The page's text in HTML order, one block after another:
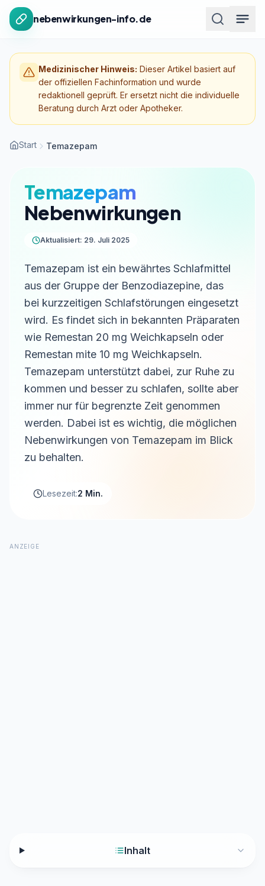
Zum Inhalt springen
nebenwirkungen-info.de
Medizinischer Hinweis: Dieser Artikel basiert auf
der offiziellen Fachinformation und wurde
redaktionell geprüft. Er ersetzt nicht die individuelle
Beratung durch Arzt oder Apotheker.
Start Temazepam
Temazepam
Nebenwirkungen
Aktualisiert: 29. Juli 2025
Temazepam ist ein bewährtes Schlafmittel
aus der Gruppe der Benzodiazepine, das
bei kurzzeitigen Schlafstörungen eingesetzt
wird. Es findet sich in bekannten Präparaten
wie Remestan 20 mg Weichkapseln oder
Remestan mite 10 mg Weichkapseln.
Temazepam unterstützt dabei, zur Ruhe zu
kommen und besser zu schlafen, sollte aber
immer nur für begrenzte Zeit genommen
werden. Dabei ist es wichtig, die möglichen
Nebenwirkungen von Temazepam im Blick
zu behalten.
Lesezeit:2 Min.
ANZEIGE
Inhalt